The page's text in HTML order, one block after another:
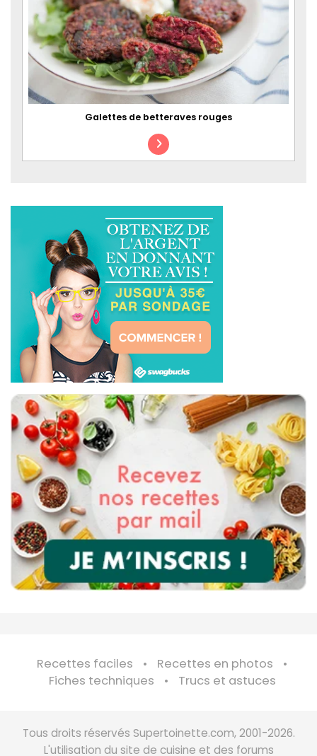
Galettes de betteraves rouges
Recettes faciles
Recettes en photos
Fiches techniques
Trucs et astuces
Tous droits réservés Supertoinette.com, 2001-2026.
L'utilisation du site de cuisine et des forums